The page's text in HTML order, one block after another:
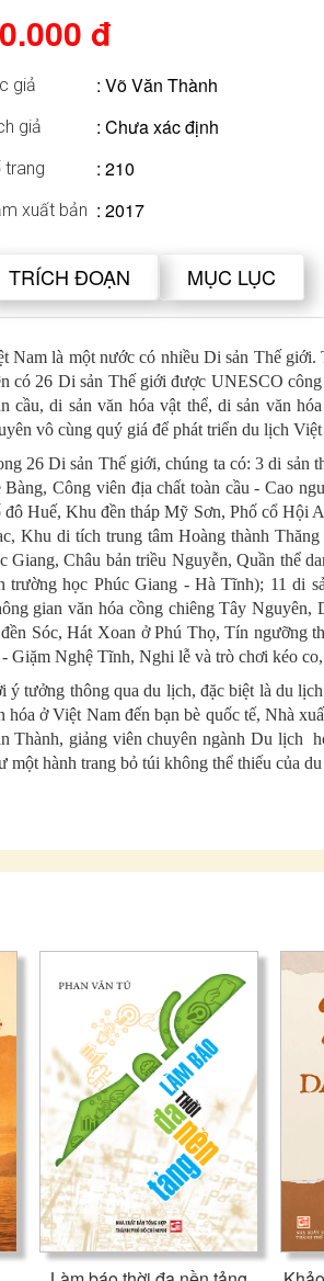
đ
giả : Võ Văn Thành
giả : Chưa xác định
trang : 210
xuất bản : 2017
TRÍCH ĐOẠN MỤC LỤC
Nam là một nước có nhiều Di sản Thế giới.
có 26 Di sản Thế giới được UNESCO
cầu, di sản văn hóa vật thể, di sản văn
vô cùng quý giá để phát triển du lịch
26 Di sản Thế giới, chúng ta có: 3 di
Bàng, Công viên địa chất toàn cầu - Cao
đô Huế, Khu đền tháp Mỹ Sơn, Phố cổ Hội
Khu di tích trung tâm Hoàng thành
Giang, Châu bản triều Nguyễn, Quần thể
trường học Phúc Giang - Hà Tĩnh); 11 di
gian văn hóa cồng chiêng Tây
Sóc, Hát Xoan ở Phú Thọ, Tín ngưỡng
Giặm Nghệ Tĩnh, Nghi lễ và trò chơi kéo
ý tưởng thông qua du lịch, đặc biệt là du
hóa ở Việt Nam đến bạn bè quốc tế, Nhà
Thành, giảng viên chuyên ngành Du lịch
một hành trang bỏ túi không thể thiếu của
trọng giới thiệu cùng bạn đọc.